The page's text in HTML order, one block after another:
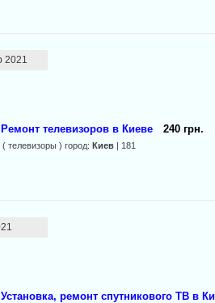
2021
Ремонт телевизоров в Киеве 240 грн.
( телевизоры ) город: Киев| 181
Установка, ремонт спутникового ТВ в